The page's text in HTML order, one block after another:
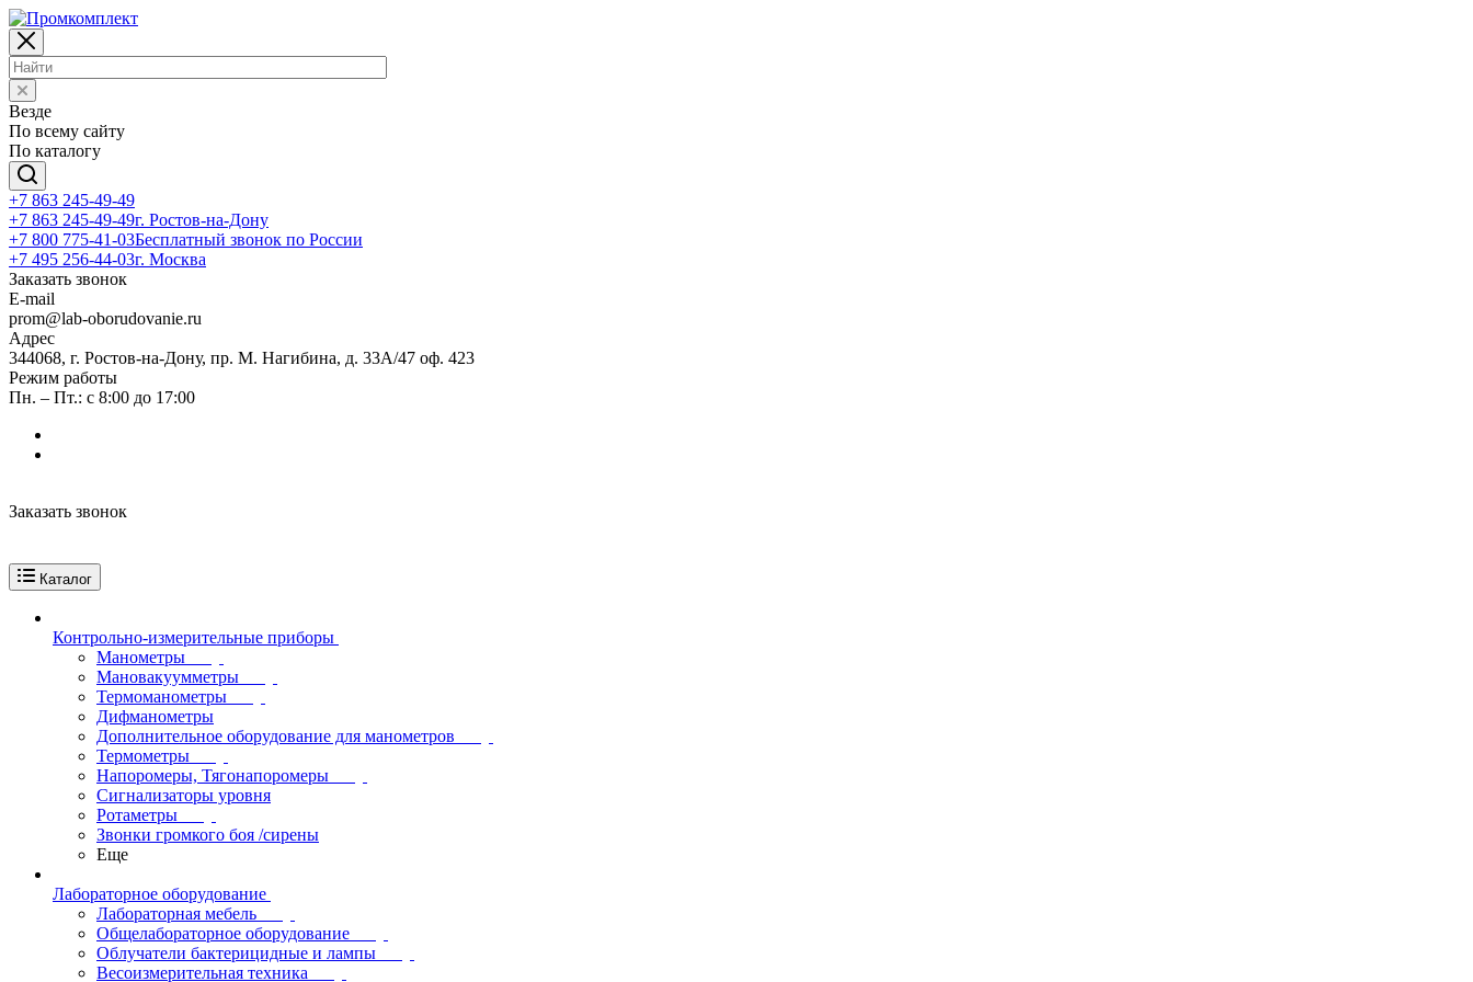
Везде
По всему сайту
По каталогу
+7 863 245-49-49
+7 863 245-49-49г. Ростов-на-Дону
+7 800 775-41-03Бесплатный звонок по России
+7 495 256-44-03г. Москва
Заказать звонок
E-mail
prom@lab-oborudovanie.ru
Адрес
344068, г. Ростов-на-Дону, пр. М. Нагибина, д. 33А/47 оф. 423
Режим работы
Пн. – Пт.: с 8:00 до 17:00
Заказать звонок
Каталог
Контрольно-измерительные приборы
Манометры
Мановакуумметры
Термоманометры
Дифманометры
Дополнительное оборудование для манометров
Термометры
Напоромеры, Тягонапоромеры
Сигнализаторы уровня
Ротаметры
Звонки громкого боя /сирены
Еще
Лабораторное оборудование
Лабораторная мебель
Общелабораторное оборудование
Облучатели бактерицидные и лампы
Весоизмерительная техника